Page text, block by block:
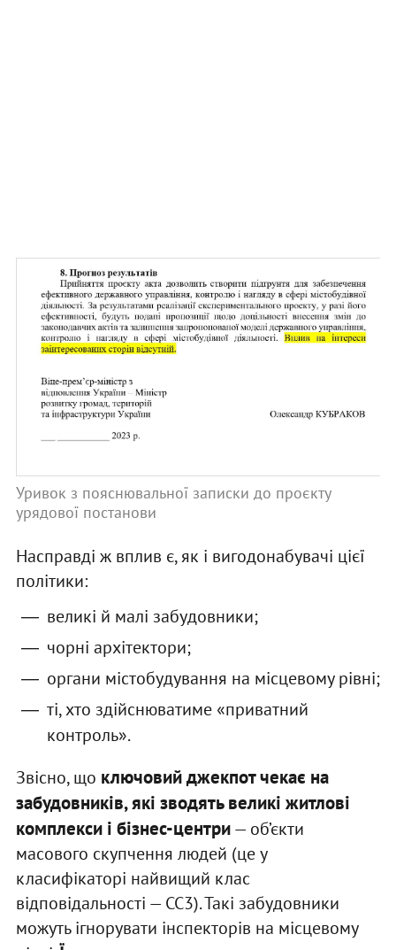
Уривок з пояснювальної записки до проєкту
урядової постанови
Насправді ж вплив є, як і вигодонабувачі цієї
політики:
великі й малі забудовники;
чорні архітектори;
органи містобудування на місцевому рівні;
ті, хто здійснюватиме «приватний
контроль».
Звісно, що ключовий джекпот чекає на
забудовників, які зводять великі житлові
комплекси і бізнес-центри— об’єкти
масового скупчення людей (це у
класифікаторі найвищий клас
відповідальності — СС3). Такі забудовники
можуть ігнорувати інспекторів на місцевому